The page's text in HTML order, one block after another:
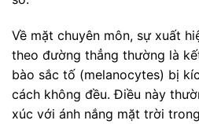
Về mặt chuyên môn, sự xuất
theo đường thẳng thường là
bào sắc tố (melanocytes) bị
cách không đều. Điều này
xúc với ánh nắng mặt trời